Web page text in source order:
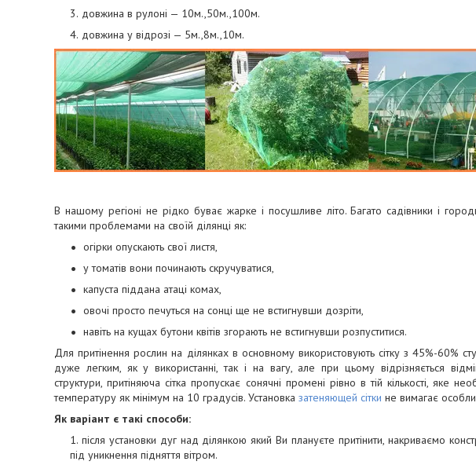
довжина в рулоні — 10м.,50м.,100м.
довжина у відрозі — 5м.,8м.,10м.
В нашому регіоні не рідко буває жарке і посушливе літо. Багато садівники і
такими проблемами на своїй ділянці як:
огірки опускають свої листя,
у томатів вони починають скручуватися,
капуста піддана атаці комах,
овочі просто печуться на сонці ще не встигнувши дозріти,
навіть на кущах бутони квітів згорають не встигнувши розпуститися.
Для притінення рослин на ділянках в основному використовують сітку з 45%-60%
дуже легким, як у використанні, так і на вагу, але при цьому відрізняється
структури, притіняюча сітка пропускає сонячні промені рівно в тій кількості, яке
температуру як мінімум на 10 градусів. Установка затеняющей сітки не вимагає
Як варіант є такі способи:
після установки дуг над ділянкою який Ви плануєте притінити, накриваємо
під уникнення підняття вітром.